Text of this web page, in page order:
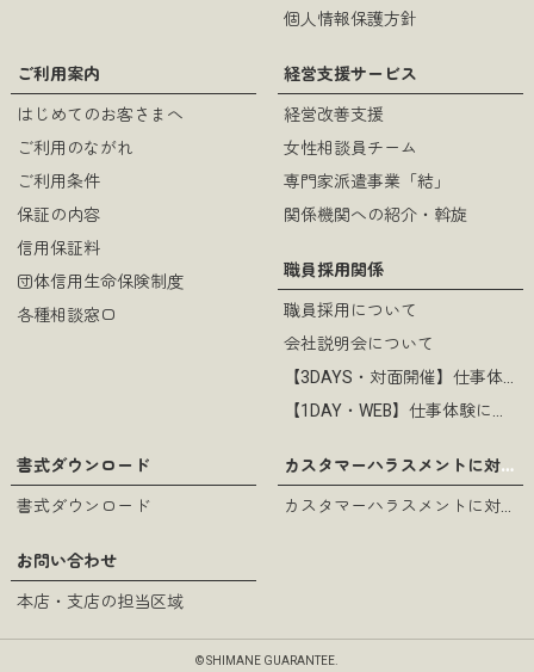
過去のチラシ（52）.pdf
過去のチラシ（51）.pdf（pdf
過去のチラシ（50）.pdf（pdf
個人情報保護方針
ご利用案内
はじめてのお客さまへ
ご利用のながれ
ご利用条件
保証の内容
信用保証料
団体信用生命保険制度
各種相談窓口
経営支援サービス
経営改善支援
女性相談員チーム
専門家派遣事業「結」
関係機関への紹介・斡旋
職員採用関係
職員採用について
会社説明会について
【3DAYS・対面開催】仕事体験について
【1DAY・WEB】仕事体験について
書式ダウンロード
書式ダウンロード
カスタマーハラスメントに対する基本方針
カスタマーハラスメントに対する基本方針
お問い合わせ
本店・支店の担当区域
© SHIMANE GUARANTEE.